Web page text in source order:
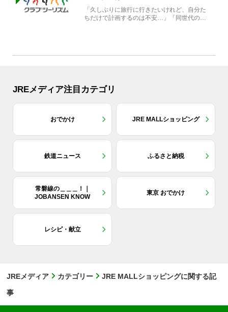
「久しぶりに旅行に行きたいけれど、自分た
ちだけで計画するのは不安…」「同世代の方
JREメディア注目カテゴリ
おでかけ JRE MALLショッピング
鉄道ニュース ふるさと納税
常磐線の＿＿＿！｜
JOBANSEN KNOW
東京 おでかけ
レシピ・献立
JREメディア カテゴリー
JRE MALLショッピングに関する記
事